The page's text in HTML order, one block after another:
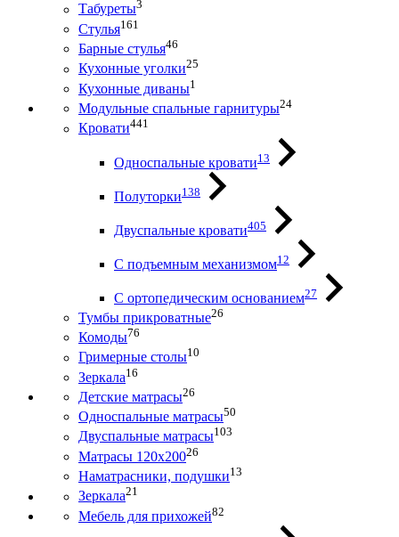
Табуреты3
Стулья161
Барные стулья46
Кухонные уголки25
Кухонные диваны1
Модульные спальные гарнитуры24
Кровати441
Односпальные кровати13
Полуторки138
Двуспальные кровати405
С подъемным механизмом12
С ортопедическим основанием27
Тумбы прикроватные26
Комоды76
Гримерные столы10
Зеркала16
Детские матрасы26
Односпальные матрасы50
Двуспальные матрасы103
Матрасы 120х20026
Наматрасники, подушки13
Зеркала21
Мебель для прихожей82